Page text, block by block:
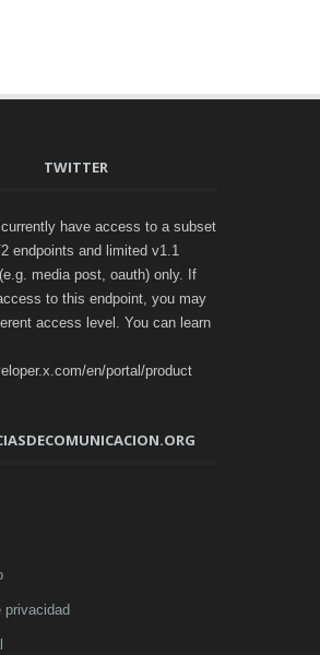
TWITTER
currently have access to a subset
endpoints and limited v1.1
media post, oauth) only. If
to this endpoint, you may
access level. You can learn
en/portal/product
privacidad